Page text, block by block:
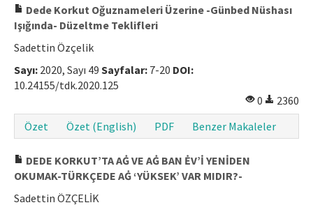
Dede Korkut Oğuznameleri Üzerine -Günbed Nüshası
Işığında- Düzeltme Teklifleri
Sadettin Özçelik
Sayı: 2020, Sayı 49 Sayfalar: 7-20 DOI:
10.24155/tdk.2020.125
0
2360
Özet
Özet (English) PDF Benzer Makaleler
DEDE KORKUT’TA AĠ VE AĠ BAN ĖV’İ YENİDEN
OKUMAK-TÜRKÇEDE AĠ ‘YÜKSEK’ VAR MIDIR?-
Sadettin ÖZÇELİK